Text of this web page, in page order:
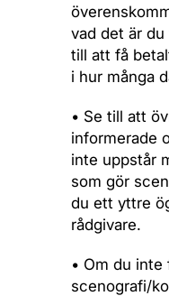
vad det är
till att få
i hur många
• Se till att
informerade
inte uppstår
som gör
du ett yttre
rådgivare.
• Om du
scenografi/